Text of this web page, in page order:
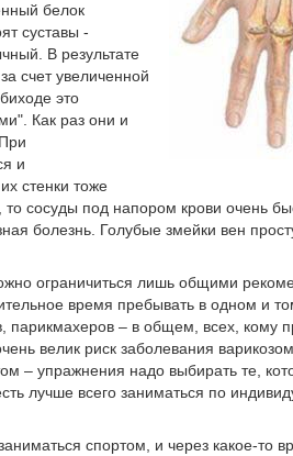
белок
суставы -
В результате
счет увеличенной
это
Как раз они и
и
стенки тоже
то сосуды под напором крови очень
болезнь. Голубые змейки вен
ограничиться лишь общими
время пребывать в одном и
парикмахеров – в общем, всех, кому
велик риск заболевания
– упражнения надо выбирать те,
лучше всего заниматься по
спортом, и через какое-то